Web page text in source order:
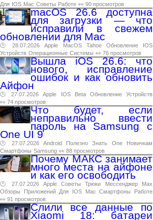
Для IOS Mac Советы Работе 👀 90 просмотров
macOS 26.6 доступна
для загрузки — что
исправили в свежем
обновлении для Mac
🕑 28.07.2026 Apple MacOS Tahoe Обновление
IOS
Устройств Операционные Системы 👀 76 просмотров
Вышла iOS 26.6: что
нового, исправление
ошибок и как обновить
Айфон
🕑 27.07.2026 Apple IOS Beta Обновление
Устройств
👀 74 просмотров
Что будет, если
неправильно ввести
пароль на Samsung с
One UI 9
🕑 27.07.2026 Android Полезно Знать One
Новичкам
Смартфоны Samsung 👀 88 просмотров
Почему МАКС занимает
много места на айфоне
и как его освободить
🕑 27.07.2026 Apple Советы Трюки Мессенджер
Max
Обзоры
Приложений Для IOS Mac Смартфоны
Работе
👀 91 просмотров
Слили все данные по
Xiaomi 18: батареи